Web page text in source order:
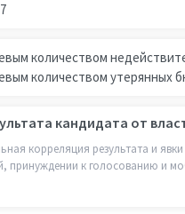
количеством
количеством утерянных
кандидата от
корреляция результата и
принуждении к голосованию и